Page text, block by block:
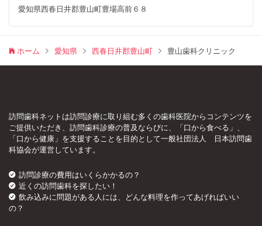
愛知県西春日井郡豊山町豊場高前６８
ホーム 愛知県 西春日井郡豊山町 豊山歯科クリニック
訪問歯科ネットは訪問診療に取り組む多くの歯科医院からコンテンツを
ご提供いただき、訪問歯科診療の普及ならびに、「口から食べる」、
「口から健康」を支援することを目的として一般社団法人 日本訪問歯
科協会が運営しています。
訪問診療の費用はいくらかかるの？
近くの訪問歯科を探したい！
飲み込みに問題がある人には、どんな料理を作ってあげればいい
の？